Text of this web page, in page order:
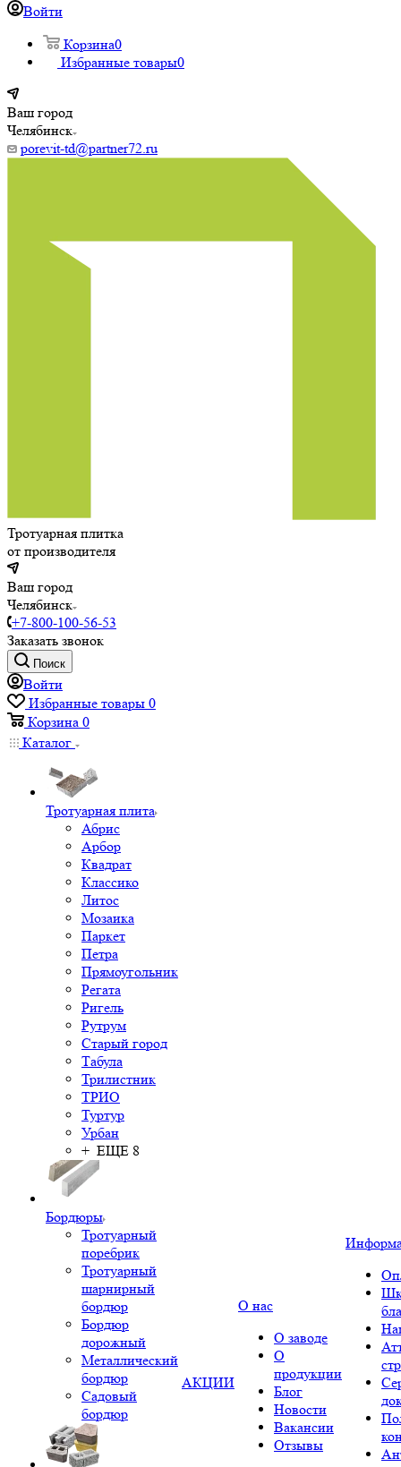
Войти
Корзина0
Избранные товары0
Ваш город
Челябинск
porevit-td@partner72.ru
Тротуарная плитка
от производителя
Ваш город
Челябинск
+7-800-100-56-53
Заказать звонок
Поиск
Войти
Избранные товары 0
Корзина 0
Каталог
Тротуарная плита
Абрис
Арбор
Квадрат
Классико
Литос
Мозаика
Паркет
Петра
Прямоугольник
Регата
Ригель
Рутрум
Старый город
Табула
Трилистник
ТРИО
Туртур
Урбан
+ ЕЩЕ 8
Бордюры
Тротуарный
поребрик
Тротуарный
шарнирный
бордюр
Бордюр
дорожный
Металлический
бордюр
Садовый
бордюр
АКЦИИ
О нас
О заводе
О
продукции
Блог
Новости
Вакансии
Отзывы